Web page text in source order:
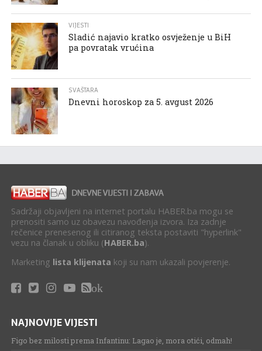
VIJESTI
Sladić najavio kratko osvježenje u BiH
pa povratak vrućina
SVAŠTARA
Dnevni horoskop za 5. avgust 2026
Sadržaji objavljeni na internet portalu HABER.ba mogu se
prenositi samo uz obavezu navođenja izvora. Iza zadnje
rečenice prenesenog ili citiranog teksta postaviti "hyperlink"
vezu na članak u obliku (HABER.ba).
Marketing lista klijenata koji su nam ukazali povjerenje.
ok
NAJNOVIJE VIJESTI
Figo bez milosti prema Infantinu: Lagao je, mora otići, odmah!